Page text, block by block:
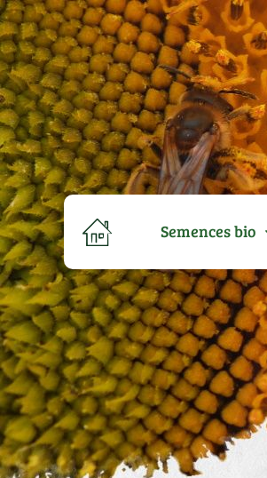
Semences bio